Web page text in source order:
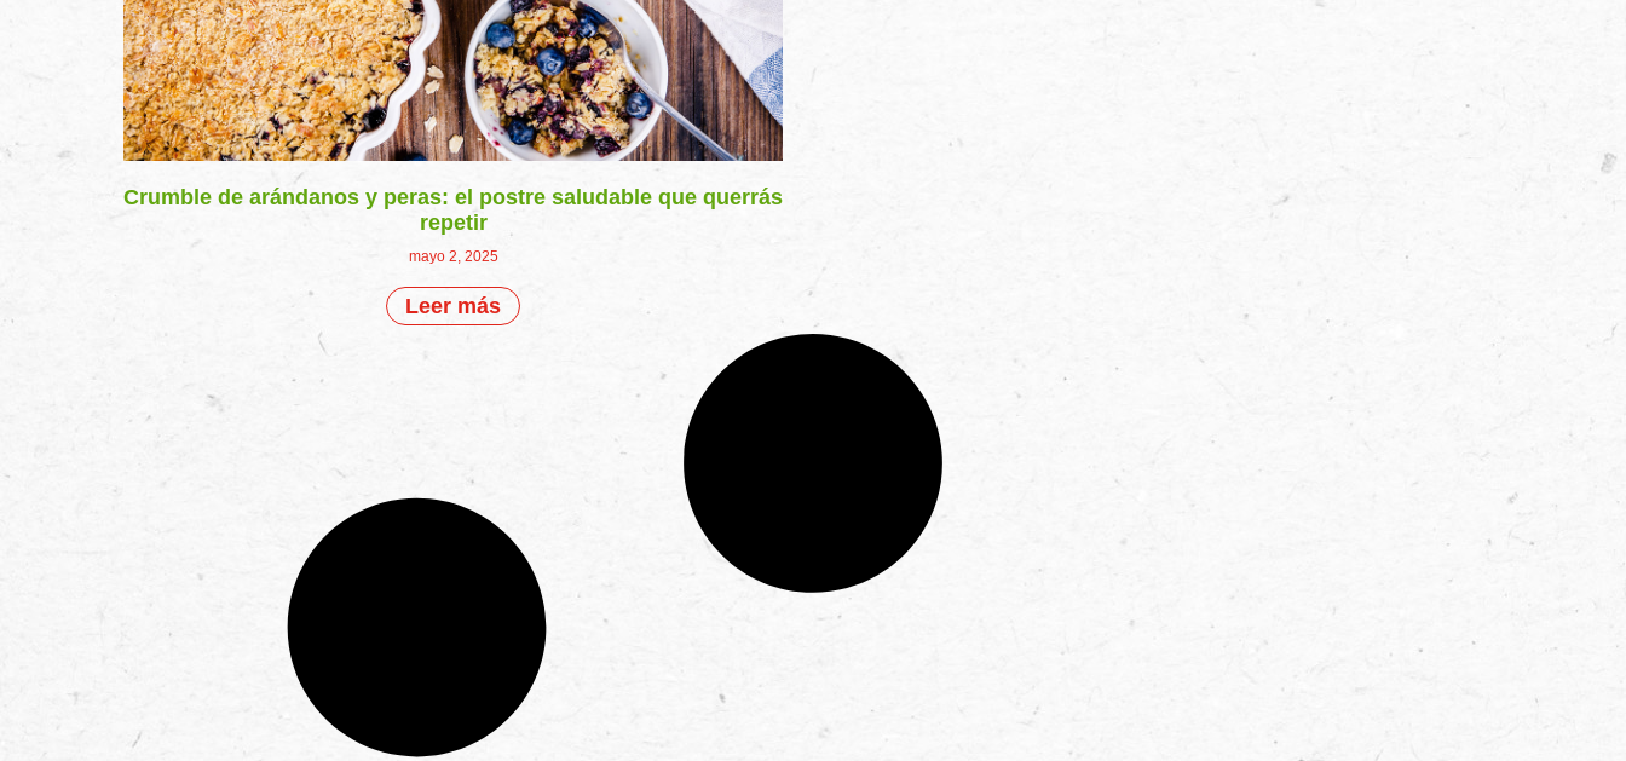
Crumble de arándanos y peras: el postre saludable que querrás
repetir
mayo 2, 2025
Leer más